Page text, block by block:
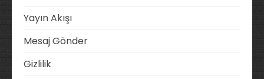
Yayın Akışı
Mesaj Gönder
Gizlilik